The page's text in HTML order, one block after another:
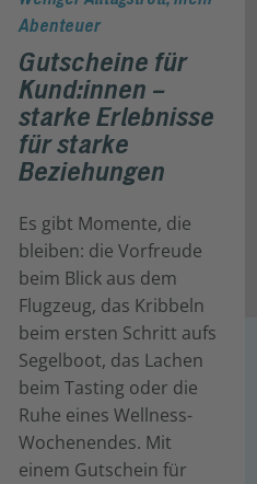
Abenteuer
Gutscheine für
Kund:innen –
starke Erlebnisse
für starke
Beziehungen
Es gibt Momente, die
bleiben: die Vorfreude
beim Blick aus dem
Flugzeug, das Kribbeln
beim ersten Schritt aufs
Segelboot, das Lachen
beim Tasting oder die
Ruhe eines Wellness-
Wochenendes. Mit
einem Gutschein für